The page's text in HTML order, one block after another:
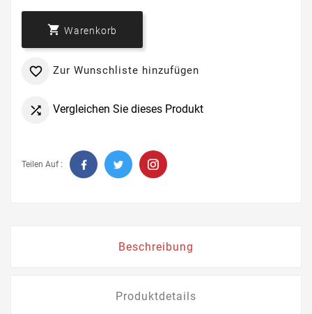
 Warenkorb
 Zur Wunschliste hinzufügen
 Vergleichen Sie dieses Produkt
Teilen Auf :
Beschreibung
Produktdetails